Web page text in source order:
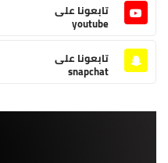
تابعونا على
youtube
تابعونا على
snapchat